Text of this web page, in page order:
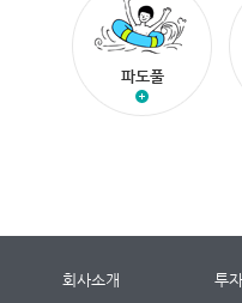
파도풀
회사소개 투